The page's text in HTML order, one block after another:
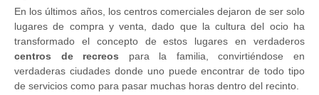
En los últimos años, los centros comerciales dejaron de ser solo
lugares de compra y venta, dado que la cultura del ocio ha
transformado el concepto de estos lugares en verdaderos
centros de recreos para la familia, convirtiéndose en
verdaderas ciudades donde uno puede encontrar de todo tipo
de servicios como para pasar muchas horas dentro del recinto.